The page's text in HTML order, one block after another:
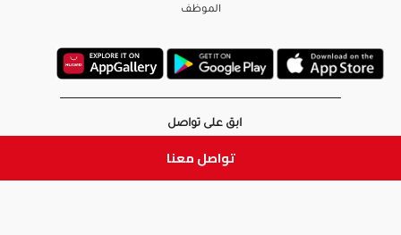
تواصل معنا
الموظف
ابق على تواصل